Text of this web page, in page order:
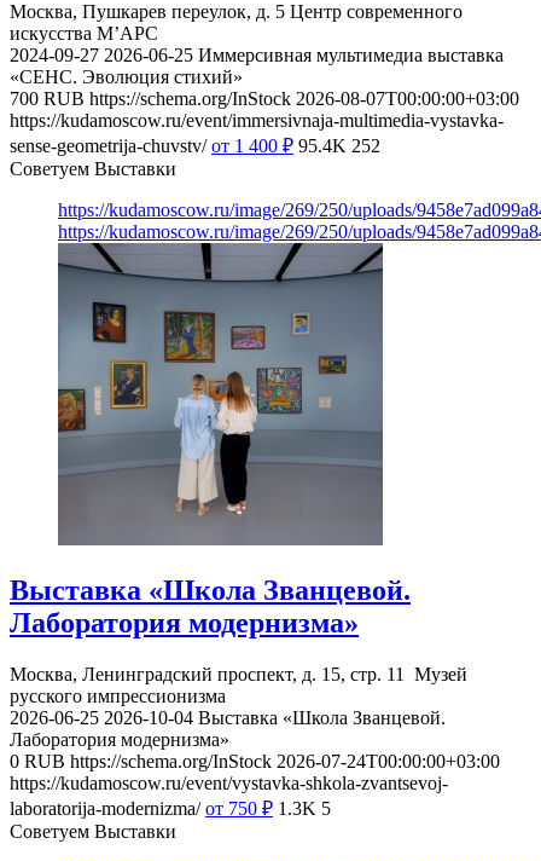
Москва, Пушкарев переулок, д. 5 Центр современного
искусства М’АРС
2024-09-27 2026-06-25 Иммерсивная мультимедиа выставка
«СЕНС. Эволюция стихий»
700 RUB https://schema.org/InStock 2026-08-07T00:00:00+03:00
https://kudamoscow.ru/event/immersivnaja-multimedia-vystavka-
sense-geometrija-chuvstv/ от 1 400 ₽ 95.4K 252
Советуем Выставки
https://kudamoscow.ru/image/269/250/uploads/
https://kudamoscow.ru/image/269/250/uploads/
Выставка «Школа Званцевой.
Лаборатория модернизма»
Москва, Ленинградский проспект, д. 15, стр. 11
Музей
русского импрессионизма
2026-06-25 2026-10-04 Выставка «Школа Званцевой.
Лаборатория модернизма»
0 RUB https://schema.org/InStock 2026-07-24T00:00:00+03:00
https://kudamoscow.ru/event/vystavka-shkola-zvantsevoj-
laboratorija-modernizma/ от 750 ₽ 1.3K 5
Советуем Выставки